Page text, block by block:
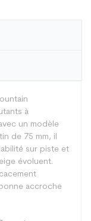
à
un modèle
de 75 mm, il
sur piste et
évoluent.
accroche